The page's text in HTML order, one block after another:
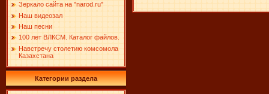
Зеркало сайта на "narоd.ru"
Наш видеозал
Наш песни
100 лет ВЛКСМ. Каталог файлов.
Навстречу столетию комсомола
Казахстана
Категории раздела